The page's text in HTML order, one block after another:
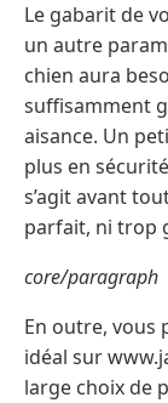
Le gabarit de
un autre
chien aura
suffisamment
aisance. Un
plus en
s’agit avant
parfait, ni trop
core/paragraph
En outre, vous
idéal sur
large choix de